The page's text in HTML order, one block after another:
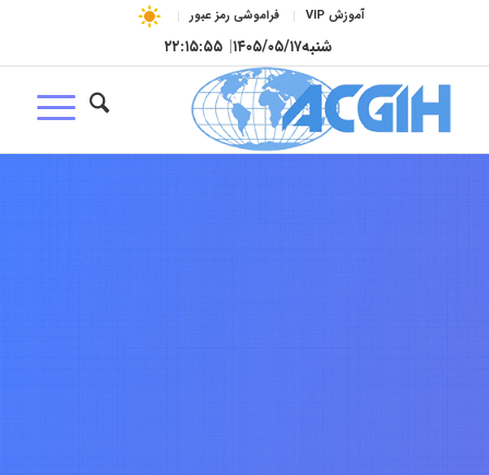
آموزش VIP فراموشی رمز عبور
شنبه۱۴۰۵/۰۵/۱۷| ۲۲:۱۵:۵۶